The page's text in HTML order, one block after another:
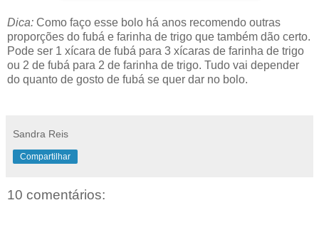
Dica: Como faço esse bolo há anos recomendo outras
proporções do fubá e farinha de trigo que também dão certo.
Pode ser 1 xícara de fubá para 3 xícaras de farinha de trigo
ou 2 de fubá para 2 de farinha de trigo. Tudo vai depender
do quanto de gosto de fubá se quer dar no bolo.
Sandra Reis
Compartilhar
10 comentários: